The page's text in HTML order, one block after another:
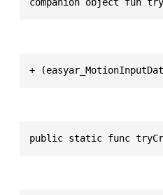
+
public static func